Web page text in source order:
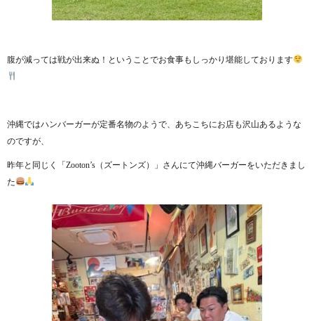
腹が減っては戦が出来ぬ！ということでお食事もしっかり堪能しております
沖縄ではハンバーガーが定番名物のようで、あちこちにお店も沢山あるような
のですが、
昨年と同じく「Zooton’s（ズートンズ）」さんにて沖縄バーガーをいただきまし
た